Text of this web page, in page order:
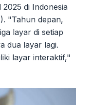
di Indonesia
"Tahun depan,
layar di setiap
dua layar lagi.
layar interaktif,"